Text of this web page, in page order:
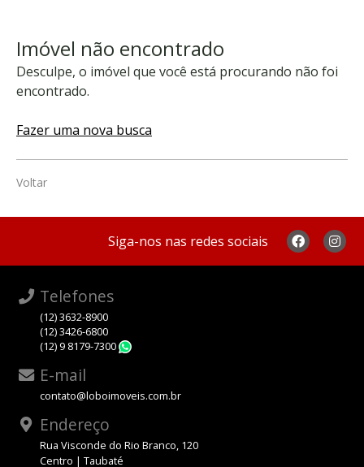
Imóvel não encontrado
Desculpe, o imóvel que você está procurando não foi
encontrado.
Fazer uma nova busca
Voltar
Siga-nos nas redes sociais
Telefones
(12) 3632-8900
(12) 3426-6800
(12) 9 8179-7300
E-mail
contato@loboimoveis.com.br
Endereço
Rua Visconde do Rio Branco, 120
Centro | Taubaté